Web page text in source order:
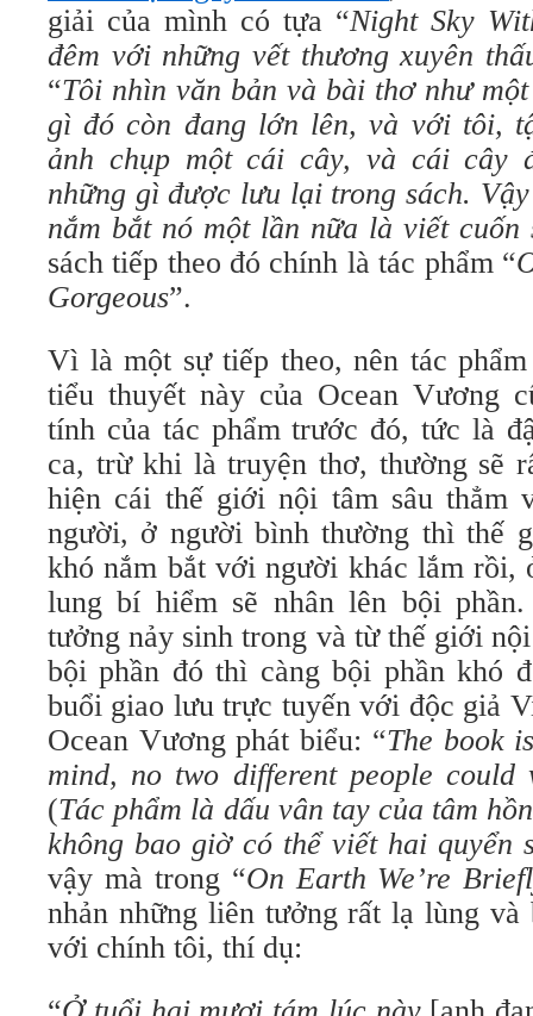
giải của mình có tựa “Night Sky
đêm với những vết thương xuyên
“Tôi nhìn văn bản và bài thơ như
gì đó còn đang lớn lên, và với tôi,
ảnh chụp một cái cây, và cái cây
những gì được lưu lại trong sách.
nắm bắt nó một lần nữa là viết cuốn
sách tiếp theo đó chính là tác phẩm “
Gorgeous”.
Vì là một sự tiếp theo, nên tác
tiểu thuyết này của Ocean Vương
tính của tác phẩm trước đó, tức là
ca, trừ khi là truyện thơ, thường sẽ
hiện cái thế giới nội tâm sâu thẳm
người, ở người bình thường thì thế
khó nắm bắt với người khác lắm rồi,
lung bí hiểm sẽ nhân lên bội
tưởng nảy sinh trong và từ thế giới
bội phần đó thì càng bội phần khó
buổi giao lưu trực tuyến với độc giả
Ocean Vương phát biểu: “The book
mind, no two different people could
(Tác phẩm là dấu vân tay của tâm
không bao giờ có thể viết hai quyển
vậy mà trong “On Earth We’re
nhản những liên tưởng rất lạ lùng
với chính tôi, thí dụ: